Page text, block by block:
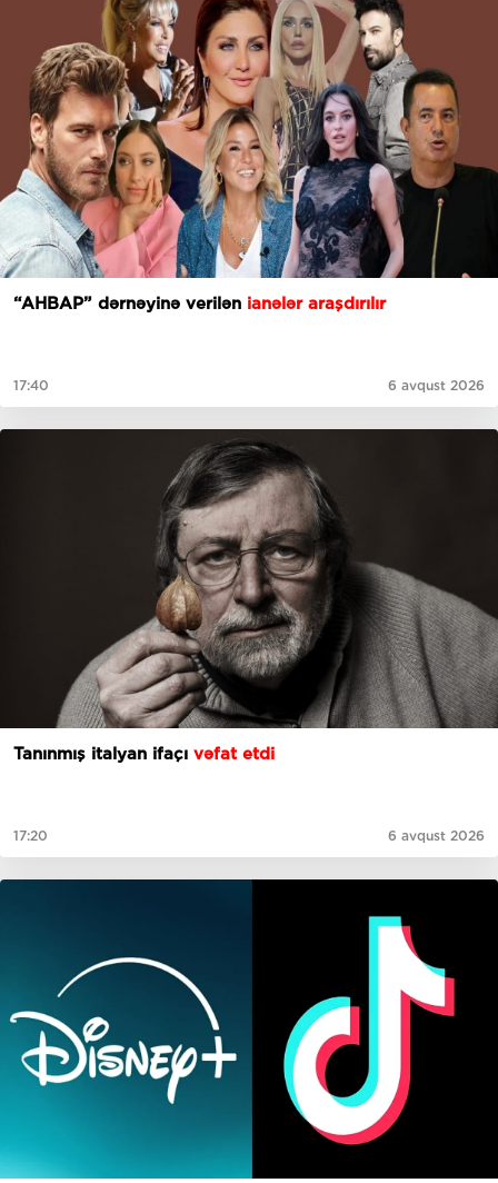
“AHBAP” dərnəyinə verilən ianələr araşdırılır
17:40 6 avqust 2026
Tanınmış italyan ifaçı vəfat etdi
17:20 6 avqust 2026